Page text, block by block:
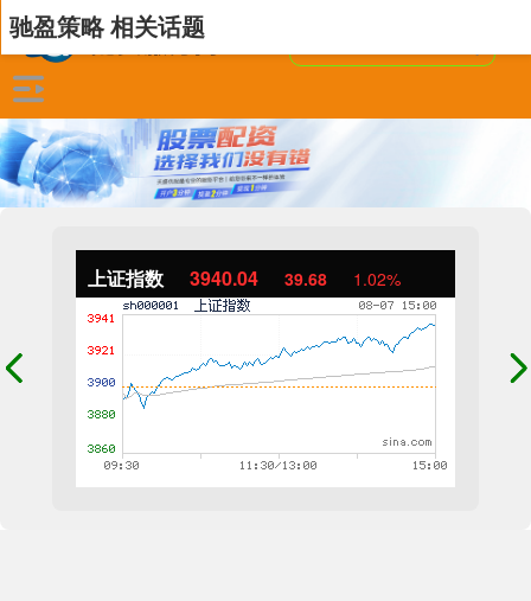
上证指数 3940.04 39.68 1.02%
驰盈策略 相关话题